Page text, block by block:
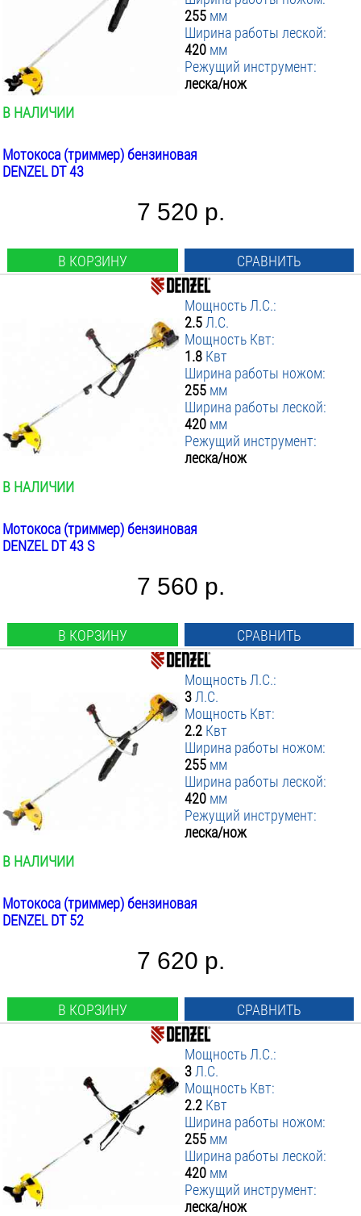
255 мм
Ширина работы леской:
420 мм
Режущий инструмент:
леска/нож
В НАЛИЧИИ
Мотокоса (триммер) бензиновая
DENZEL DT 43
7 520 р.
В КОРЗИНУ СРАВНИТЬ
Мощность Л.С.:
2.5 Л.С.
Мощность Квт:
1.8 Квт
Ширина работы ножом:
255 мм
Ширина работы леской:
420 мм
Режущий инструмент:
леска/нож
В НАЛИЧИИ
Мотокоса (триммер) бензиновая
DENZEL DT 43 S
7 560 р.
В КОРЗИНУ СРАВНИТЬ
Мощность Л.С.:
3 Л.С.
Мощность Квт:
2.2 Квт
Ширина работы ножом:
255 мм
Ширина работы леской:
420 мм
Режущий инструмент:
леска/нож
В НАЛИЧИИ
Мотокоса (триммер) бензиновая
DENZEL DT 52
7 620 р.
В КОРЗИНУ СРАВНИТЬ
Мощность Л.С.:
3 Л.С.
Мощность Квт:
2.2 Квт
Ширина работы ножом:
255 мм
Ширина работы леской:
420 мм
Режущий инструмент:
леска/нож